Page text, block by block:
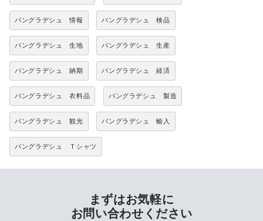
バングラデシュ 情報 バングラデシュ 検品
バングラデシュ 生地 バングラデシュ 生産
バングラデシュ 納期 バングラデシュ 経済
バングラデシュ 衣料品 バングラデシュ 製造
バングラデシュ 観光 バングラデシュ 輸入
バングラデシュ Ｔシャツ
まずはお気軽に
お問い合わせください